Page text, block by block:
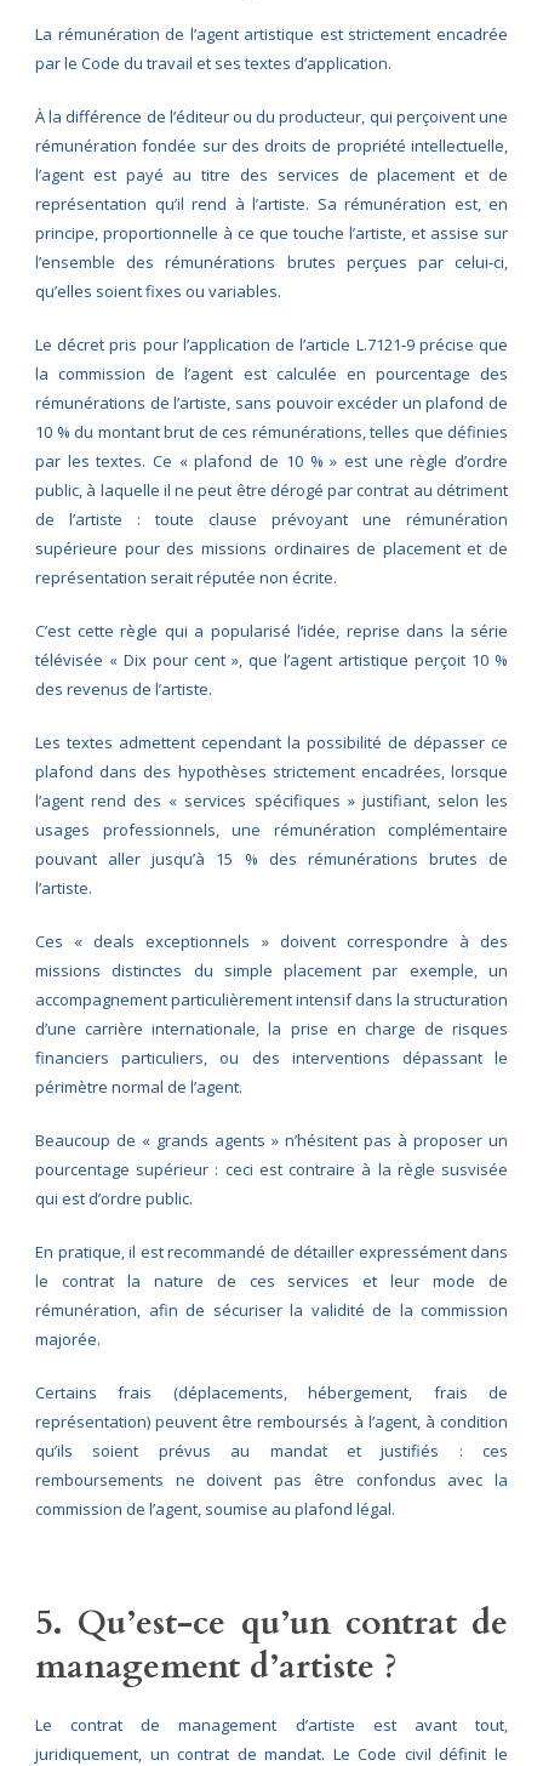
La rémunération de l’agent artistique est strictement encadrée
par le Code du travail et ses textes d’application.
À la différence de l’éditeur ou du producteur, qui perçoivent une
rémunération fondée sur des droits de propriété intellectuelle,
l’agent est payé au titre des services de placement et de
représentation qu’il rend à l’artiste. Sa rémunération est, en
principe, proportionnelle à ce que touche l’artiste, et assise sur
l’ensemble des rémunérations brutes perçues par celui-ci,
qu’elles soient fixes ou variables.
Le décret pris pour l’application de l’article L.7121‑9 précise que
la commission de l’agent est calculée en pourcentage des
rémunérations de l’artiste, sans pouvoir excéder un plafond de
10 % du montant brut de ces rémunérations, telles que définies
par les textes. Ce « plafond de 10 % » est une règle d’ordre
public, à laquelle il ne peut être dérogé par contrat au détriment
de l’artiste : toute clause prévoyant une rémunération
supérieure pour des missions ordinaires de placement et de
représentation serait réputée non écrite.
C’est cette règle qui a popularisé l’idée, reprise dans la série
télévisée « Dix pour cent », que l’agent artistique perçoit 10 %
des revenus de l’artiste.
Les textes admettent cependant la possibilité de dépasser ce
plafond dans des hypothèses strictement encadrées, lorsque
l’agent rend des « services spécifiques » justifiant, selon les
usages professionnels, une rémunération complémentaire
pouvant aller jusqu’à 15 % des rémunérations brutes de
l’artiste.
Ces « deals exceptionnels » doivent correspondre à des
missions distinctes du simple placement par exemple, un
accompagnement particulièrement intensif dans la structuration
d’une carrière internationale, la prise en charge de risques
financiers particuliers, ou des interventions dépassant le
périmètre normal de l’agent.
Beaucoup de « grands agents » n’hésitent pas à proposer un
pourcentage supérieur : ceci est contraire à la règle susvisée
qui est d’ordre public.
En pratique, il est recommandé de détailler expressément dans
le contrat la nature de ces services et leur mode de
rémunération, afin de sécuriser la validité de la commission
majorée.
Certains frais (déplacements, hébergement, frais de
représentation) peuvent être remboursés à l’agent, à condition
qu’ils soient prévus au mandat et justifiés : ces
remboursements ne doivent pas être confondus avec la
commission de l’agent, soumise au plafond légal.
5. Qu’est-ce qu’un contrat de
management d’artiste ?
Le contrat de management d’artiste est avant tout,
juridiquement, un contrat de mandat. Le Code civil définit le